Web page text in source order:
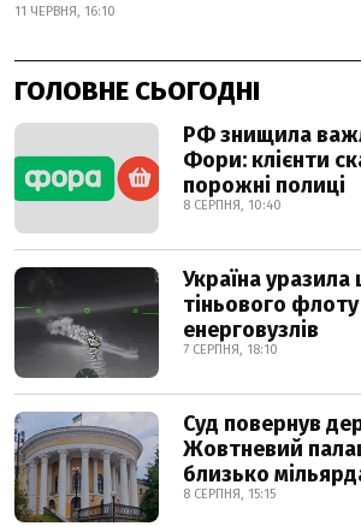
11 ЧЕРВНЯ, 16:10
ГОЛОВНЕ СЬОГОДНІ
РФ знищила
Фори: клієнти
порожні полиці
8 СЕРПНЯ, 10:40
Україна уразила
тіньового
енерговузлів
7 СЕРПНЯ, 18:10
Суд повернув
Жовтневий
близько
8 СЕРПНЯ, 15:15